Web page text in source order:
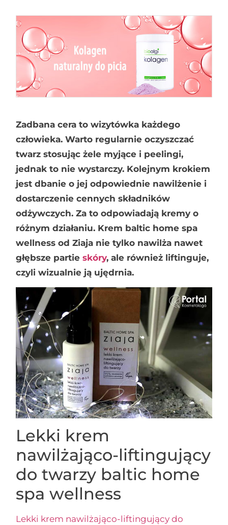
Zadbana cera to wizytówka każdego
człowieka. Warto regularnie oczyszczać
twarz stosując żele myjące i peelingi,
jednak to nie wystarczy. Kolejnym krokiem
jest dbanie o jej odpowiednie nawilżenie i
dostarczenie cennych składników
odżywczych. Za to odpowiadają kremy o
różnym działaniu. Krem baltic home spa
wellness od Ziaja nie tylko nawilża nawet
głębsze partieskóry, ale również liftinguje,
czyli wizualnie ją ujędrnia.
Lekki krem
nawilżająco-liftingujący
do twarzy baltic home
spa wellness
Lekki krem nawilżająco-liftingujący do